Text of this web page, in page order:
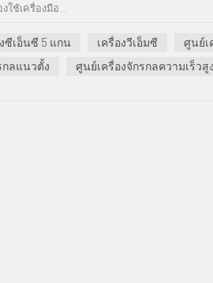
ช้เครื่องมือ...
ซีเอ็นซี 5 แกน เครื่องวีเอ็มซี ศูนย์เ
กลแนวตั้ง
ศูนย์เครื่องจักรกลความเร็วสูง